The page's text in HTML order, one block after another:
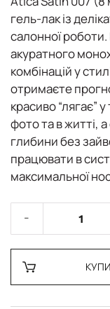
гель-лак із
салонної роботи.
акуратного
комбінацій у
отримаєте
красиво “лягає”
фото та в житті,
глибини без
працювати в
максимальної